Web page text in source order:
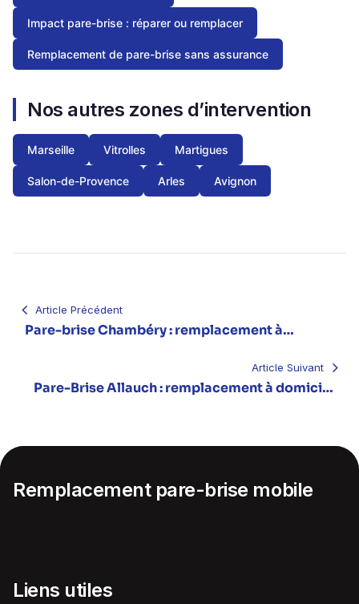
Impact pare-brise : réparer ou remplacer
Remplacement de pare-brise sans assurance
Nos autres zones d’intervention
Marseille Vitrolles Martigues
Salon-de-Provence Arles Avignon
l’article
Article Précédent
Pare-brise Chambéry : remplacement à
Article Suivant
Pare-Brise Allauch : remplacement à domicile
Remplacement pare-brise mobile
Liens utiles